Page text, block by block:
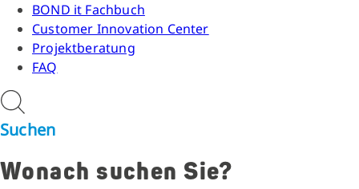
BOND it Fachbuch
Customer Innovation Center
Projektberatung
FAQ
Suchen
Wonach suchen Sie?